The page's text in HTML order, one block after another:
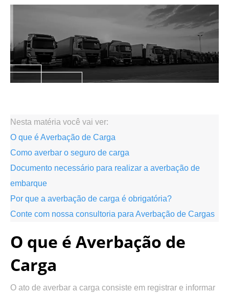
Nesta matéria você vai ver:
O que é Averbação de Carga
Como averbar o seguro de carga
Documento necessário para realizar a averbação de
embarque
Por que a averbação de carga é obrigatória?
Conte com nossa consultoria para Averbação de Cargas
O que é Averbação de
Carga
O ato de averbar a carga consiste em registrar e informar